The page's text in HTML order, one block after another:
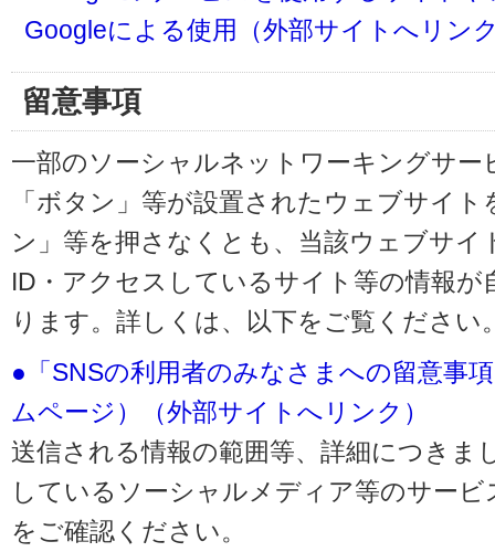
Googleによる使用（外部サイトへリン
留意事項
一部のソーシャルネットワーキングサー
「ボタン」等が設置されたウェブサイ
ン」等を押さなくとも、当該ウェブサイ
ID・アクセスしているサイト等の情報
ります。詳しくは、以下をご覧ください
●「SNSの利用者のみなさまへの留意事
ムページ）（外部サイトへリンク）
送信される情報の範囲等、詳細につきま
しているソーシャルメディア等のサー
をご確認ください。